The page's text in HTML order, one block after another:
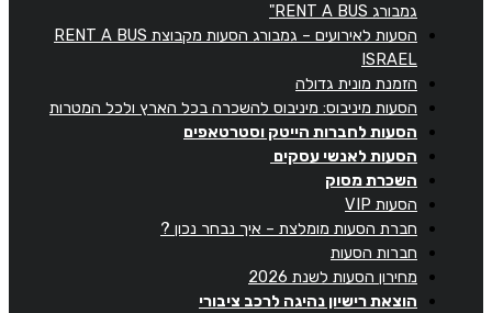
גמבורג RENT A BUS"
הסעות לאירועים – גמבורג הסעות מקבוצת RENT A BUS
ISRAEL
הזמנת מונית גדולה
הסעות מיניבוס: מיניבוס להשכרה בכל הארץ ולכל המטרות
הסעות לחברות הייטק וסטרטאפים
הסעות לאנשי עסקים
השכרת מסוק
הסעות VIP
חברת הסעות מומלצת – איך נבחר נכון ?
חברות הסעות
מחירון הסעות לשנת 2026
הוצאת רישיון נהיגה לרכב ציבורי